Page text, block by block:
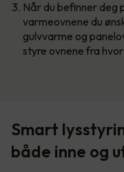
Når du befinner deg
varmeovnene du
gulvvarme og
styre ovnene fra
Smart
både inne og